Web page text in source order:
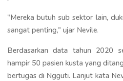
"Mereka butuh sub sektor lain,
sangat penting," ujar Nevile.
Berdasarkan data tahun 2020
hampir 50 pasien kusta yang
bertugas di Ngguti. Lanjut kata